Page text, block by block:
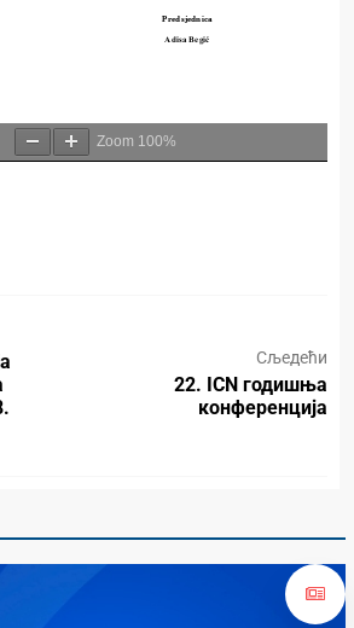
Zoom 100%
Сљедећи
22. ICN годишња
конференција